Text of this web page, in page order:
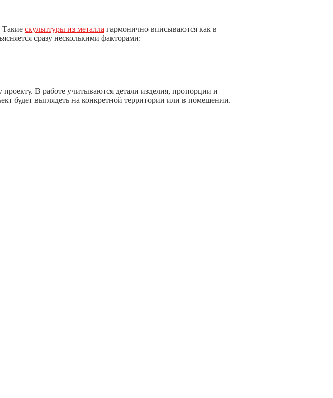
Такие скульптуры из металла гармонично вписываются как в
сразу несколькими факторами:
В работе учитываются детали изделия, пропорции и
будет выглядеть на конкретной территории или в помещении.